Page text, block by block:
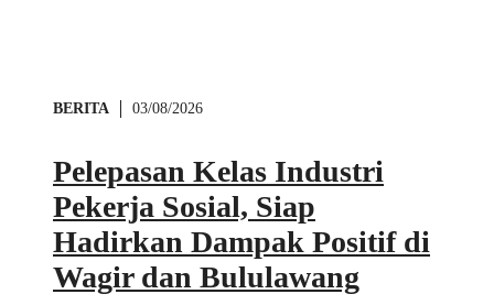
BERITA 03/08/2026
Pelepasan Kelas Industri
Pekerja Sosial, Siap
Hadirkan Dampak Positif di
Wagir dan Bululawang